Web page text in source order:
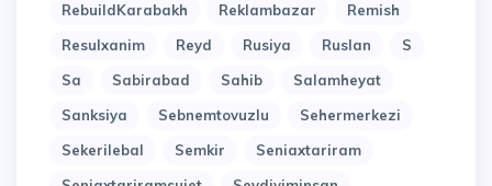
RebuildKarabakh
Reklambazar
Remish
Resulxanim
Reyd Rusiya Ruslan
S
Sa
Sabirabad Sahib
Salamheyat
Sanksiya
Sebnemtovuzlu
Sehermerkezi
Sekerilebal
Semkir
Seniaxtariram